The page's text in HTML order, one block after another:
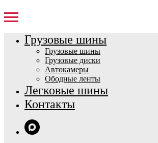
Грузовые шины
Грузовые шины
Грузовые диски
Автокамеры
Ободные ленты
Легковые шины
Контакты